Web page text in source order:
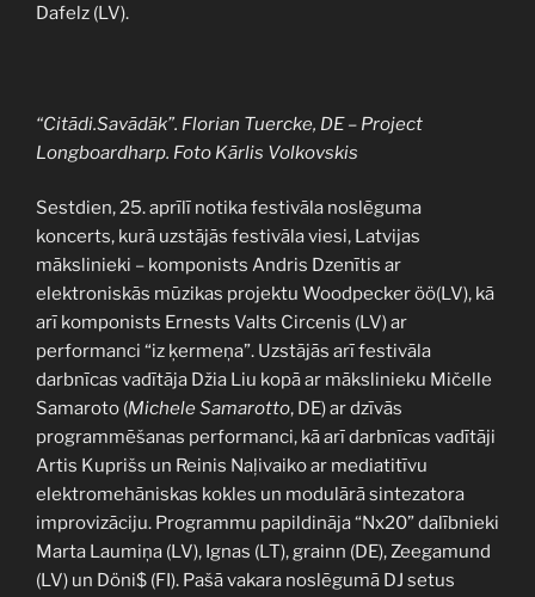
Dafelz (LV).
“Citādi.Savādāk”. Florian Tuercke, DE – Project
Longboardharp. Foto Kārlis Volkovskis
Sestdien, 25. aprīlī notika festivāla noslēguma
koncerts, kurā uzstājās festivāla viesi, Latvijas
mākslinieki – komponists Andris Dzenītis ar
elektroniskās mūzikas projektu Woodpecker öö(LV), kā
arī komponists Ernests Valts Circenis (LV) ar
performanci “iz ķermeņa”. Uzstājās arī festivāla
darbnīcas vadītāja Džia Liu kopā ar mākslinieku Mičelle
Samaroto (Michele Samarotto, DE) ar dzīvās
programmēšanas performanci, kā arī darbnīcas vadītāji
Artis Kuprišs un Reinis Naļivaiko ar mediatitīvu
elektromehāniskas kokles un modulārā sintezatora
improvizāciju. Programmu papildināja “Nx20” dalībnieki
Marta Laumiņa (LV), Ignas (LT), grainn (DE), Zeegamund
(LV) un Döni$ (FI). Pašā vakara noslēgumā DJ setus